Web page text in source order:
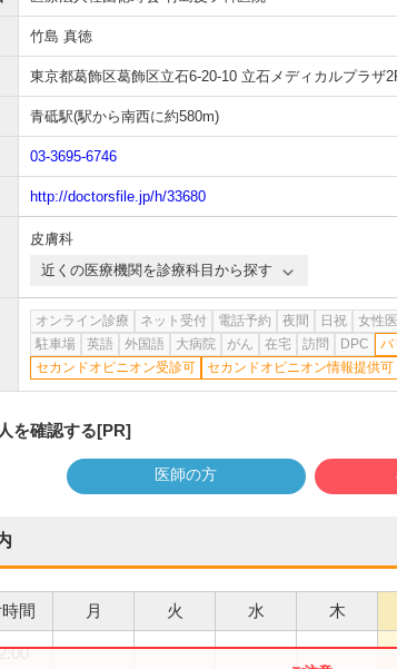
竹島 真徳
東京都葛飾区葛飾区立石6-20-10 立石メディカルプラザ
青砥駅(駅から南西に約580m)
03-3695-6746
http://doctorsfile.jp/h/33680
皮膚科
近くの医療機関を診療科目から探す
オンライン診療 ネット受付 電話予約 夜間 日祝 女性
駐車場
英語 外国語 大病院 がん 在宅 訪問 DPC バ
セカンドオピニオン受診可
セカンドオピニオン情報提供可
を確認する[PR]
医師の方
間 月 火 水 木